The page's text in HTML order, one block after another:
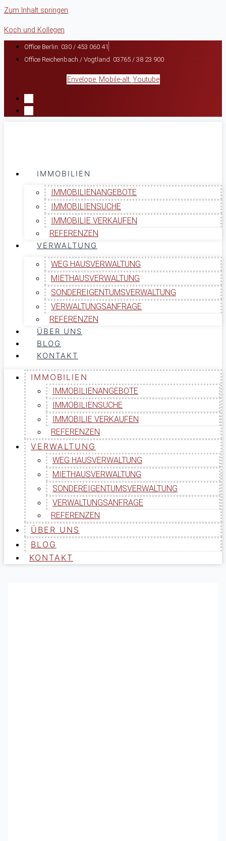
Zum Inhalt springen
Koch und Kollegen
Office Berlin: 030 / 453 060 41
Office Reichenbach / Vogtland: 03765 / 38 23 900
Envelope Mobile-alt Youtube
IMMOBILIEN
IMMOBILIENANGEBOTE
IMMOBILIENSUCHE
IMMOBILIE VERKAUFEN
REFERENZEN
VERWALTUNG
WEG HAUSVERWALTUNG
MIETHAUSVERWALTUNG
SONDEREIGENTUMSVERWALTUNG
VERWALTUNGSANFRAGE
REFERENZEN
ÜBER UNS
BLOG
KONTAKT
IMMOBILIEN
IMMOBILIENANGEBOTE
IMMOBILIENSUCHE
IMMOBILIE VERKAUFEN
REFERENZEN
VERWALTUNG
WEG HAUSVERWALTUNG
MIETHAUSVERWALTUNG
SONDEREIGENTUMSVERWALTUNG
VERWALTUNGSANFRAGE
REFERENZEN
ÜBER UNS
BLOG
KONTAKT